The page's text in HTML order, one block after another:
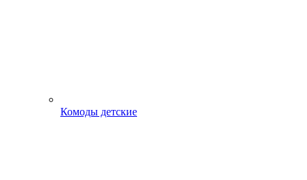
Комоды детские